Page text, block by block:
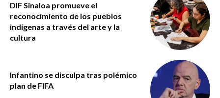
DIF Sinaloa promueve el
reconocimiento de los pueblos
indígenas a través del arte y la
cultura
Infantino se disculpa tras polémico
plan de FIFA